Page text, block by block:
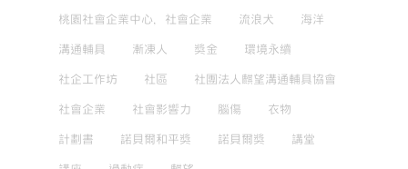
桃園社會企業中心，社會企業 流浪犬 海洋
溝通輔具 漸凍人 獎金 環境永續
社企工作坊 社區 社團法人麒望溝通輔具協會
社會企業 社會影響力 腦傷 衣物
計劃書 諾貝爾和平獎 諾貝爾獎 講堂